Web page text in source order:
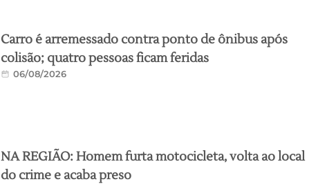
Carro é arremessado contra ponto de ônibus após
colisão; quatro pessoas ficam feridas
06/08/2026
NA REGIÃO: Homem furta motocicleta, volta ao local
do crime e acaba preso